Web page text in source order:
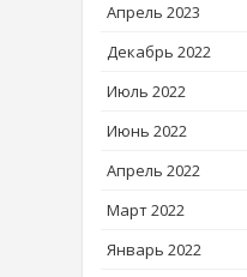
Апрель 2023
Декабрь 2022
Июль 2022
Июнь 2022
Апрель 2022
Март 2022
Январь 2022